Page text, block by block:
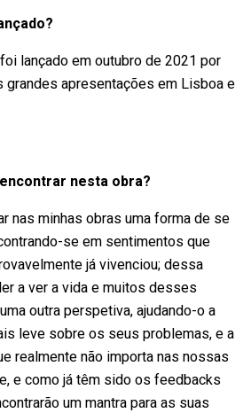
foi lançado em outubro de 2021 por
grandes apresentações em Lisboa e
nesta obra?
nas minhas obras uma forma de se
se em sentimentos que
já vivenciou; dessa
a ver a vida e muitos desses
outra perspetiva, ajudando-o a
leve sobre os seus problemas, e a
realmente não importa nas nossas
e como já têm sido os feedbacks
um mantra para as suas